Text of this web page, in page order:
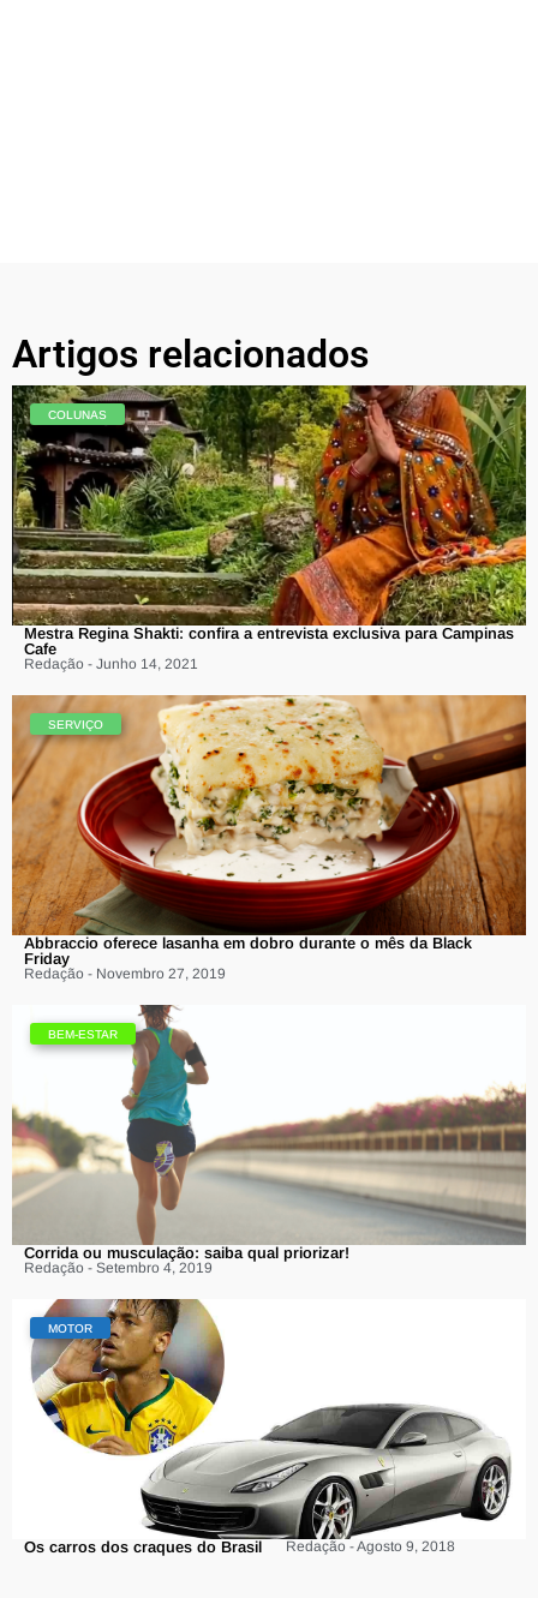
Artigos relacionados
COLUNAS
Mestra Regina Shakti: confira a entrevista exclusiva para Campinas
Cafe
Redação - Junho 14, 2021
SERVIÇO
Abbraccio oferece lasanha em dobro durante o mês da Black
Friday
Redação - Novembro 27, 2019
BEM-ESTAR
Corrida ou musculação: saiba qual priorizar!
Redação - Setembro 4, 2019
MOTOR
Os carros dos craques do Brasil Redação - Agosto 9, 2018